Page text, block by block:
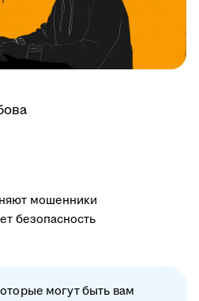
мошенники
безопасность
могут быть вам